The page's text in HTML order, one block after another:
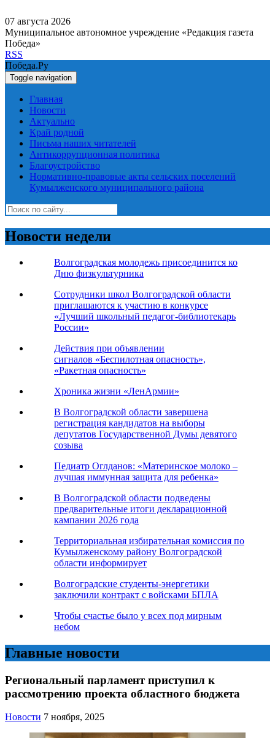
07 августа 2026
Муниципальное автономное учреждение «Редакция газета
Победа»
RSS
Победа.Ру
Toggle navigation
Главная
Новости
Актуально
Край родной
Письма наших читателей
Антикоррупционная политика
Благоустройство
Нормативно-правовые акты сельских поселений
Кумылженского муниципального района
Новости недели
Волгоградская молодежь присоединится ко
Дню физкультурника
Сотрудники школ Волгоградской области
приглашаются к участию в конкурсе
«Лучший школьный педагог-библиотекарь
России»
Действия при объявлении
сигналов «Беспилотная опасность»,
«Ракетная опасность»
Хроника жизни «ЛенАрмии»
В Волгоградской области завершена
регистрация кандидатов на выборы
депутатов Государственной Думы девятого
созыва
Педиатр Оглданов: «Материнское молоко –
лучшая иммунная защита для ребенка»
В Волгоградской области подведены
предварительные итоги декларационной
кампании 2026 года
Территориальная избирательная комиссия по
Кумылженскому району Волгоградской
области информирует
Волгоградские студенты-энергетики
заключили контракт с войсками БПЛА
Чтобы счастье было у всех под мирным
небом
Главные новости
Региональный парламент приступил к
рассмотрению проекта областного бюджета
Новости 7 ноября, 2025